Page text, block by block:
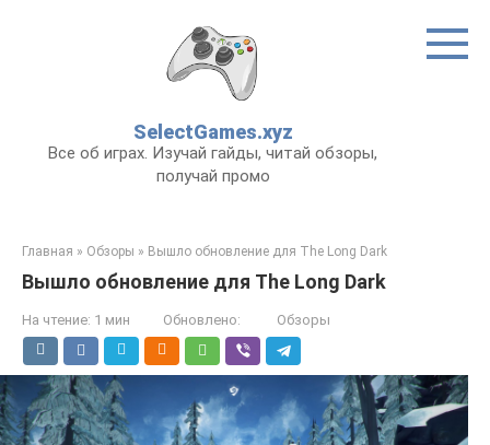
SelectGames.xyz
Все об играх. Изучай гайды, читай обзоры,
получай промо
Главная » Обзоры » Вышло обновление для The Long Dark
Вышло обновление для The Long Dark
На чтение: 1 мин Обновлено: Обзоры